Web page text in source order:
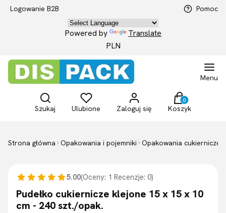
Logowanie B2B Pomoc
Powered by
Translate
PLN
Menu
Otwórz wyszukiwarkę
Szukaj
Ulubione Zaloguj się
Produkty w
Koszyk
Strona główna Opakowania i pojemniki Opakowania cukiernicze
5.00(Oceny: 1 Recenzje: 0)
Pudełko cukiernicze klejone 15 x 15 x 10
cm - 240 szt./opak.